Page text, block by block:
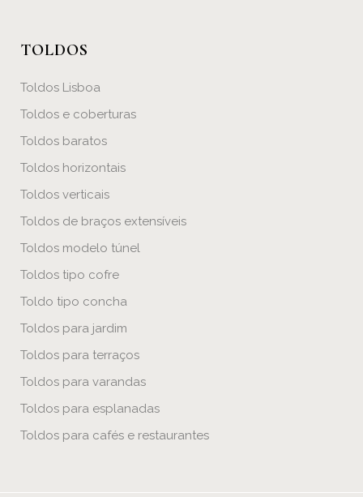
TOLDOS
Toldos Lisboa
Toldos e coberturas
Toldos baratos
Toldos horizontais
Toldos verticais
Toldos de braços extensíveis
Toldos modelo túnel
Toldos tipo cofre
Toldo tipo concha
Toldos para jardim
Toldos para terraços
Toldos para varandas
Toldos para esplanadas
Toldos para cafés e restaurantes